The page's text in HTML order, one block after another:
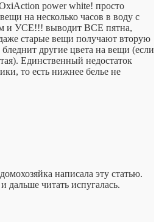
power white! просто
на несколько часов в воду с
и УСЕ!!! выводит ВСЕ пятна,
даже старые вещи получают вторую
другие цвета на вещи (если
Единственный недостаток
то есть нижнее белье не
написала эту статью.
дальше читать испугалась.